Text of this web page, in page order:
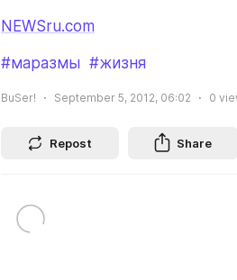
NEWSru.com
#маразмы #жизня
BuSer! September 5, 2012, 06:02 0
Repost Share